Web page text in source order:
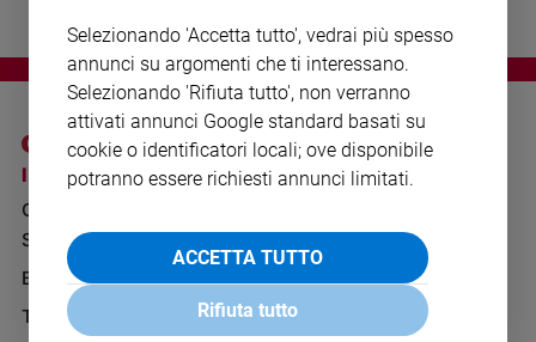
Diritti
Aziende
di
valore
della
settimana
Migranti
Diversità
I SITI SAN PAOLO
GRUPPO EDITORIALE
SAN PAOLO
BENESSERE
TELENOVA
NOTE LEGALI
INFORMATIVA
WHISTLEBLOWING
SOCIAL
Selezionando 'Accetta tutto', vedrai più spesso
annunci su argomenti che ti interessano.
Selezionando 'Rifiuta tutto', non verranno
attivati annunci Google standard basati su
cookie o identificatori locali; ove disponibile
potranno essere richiesti annunci limitati.
ACCETTA TUTTO
Rifiuta tutto